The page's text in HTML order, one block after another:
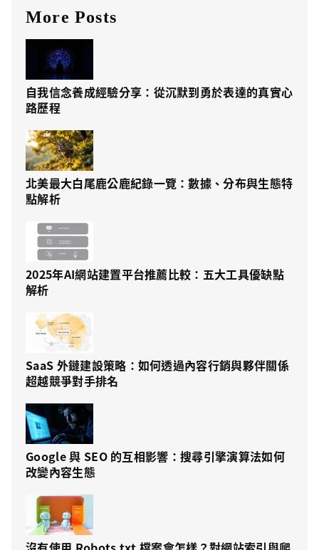
More Posts
自我信念養成經驗分享：從沉默到勇於表達的真實心
路歷程
北美最大白尾鹿公鹿紀錄一覽：數據、分布與生態特
點解析
2025年AI網站建置平台推薦比較：五大工具優缺點
解析
SaaS 外鏈建設策略：如何透過內容行銷與夥伴關係
超越競爭對手排名
Google 與 SEO 的互相影響：搜尋引擎演算法如何
改變內容生態